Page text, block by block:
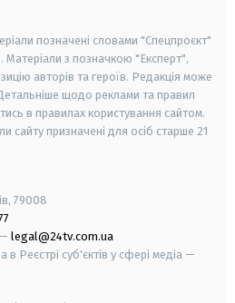
позначені словами "Спецпроєкт"
Матеріали з позначкою "Експерт",
авторів та героїв. Редакція може
Детальніше щодо реклами та правил
в правилах користування сайтом.
сайту призначені для осіб старше 21
79008
legal@24tv.com.ua
в Реєстрі суб'єктів у сфері медіа —